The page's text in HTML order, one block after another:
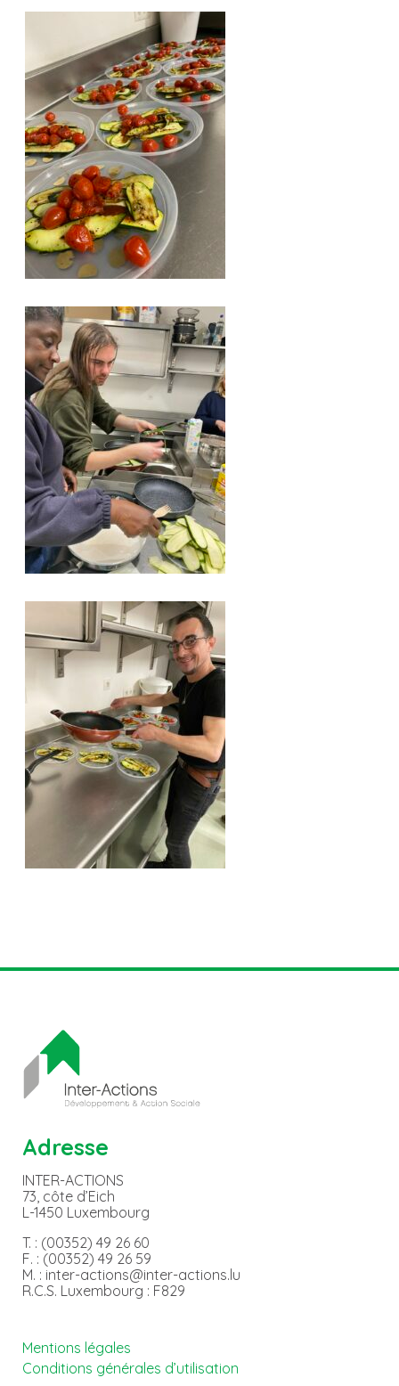
Adresse
INTER-ACTIONS
73, côte d’Eich
L-1450 Luxembourg
T. : (00352) 49 26 60
F. : (00352) 49 26 59
M. : inter-actions@inter-actions.lu
R.C.S. Luxembourg : F829
Mentions légales
Conditions générales d’utilisation